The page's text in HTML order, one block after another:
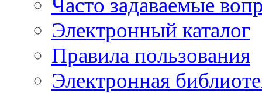
Часто задаваемые
Электронный каталог
Правила пользования
Электронная